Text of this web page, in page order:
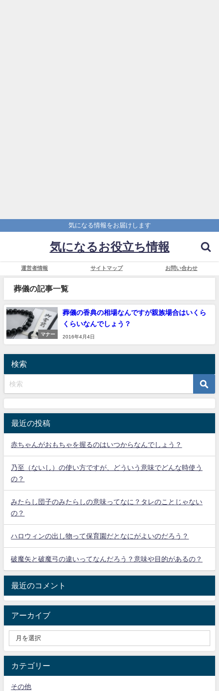
気になる情報をお届けします
気になるお役立ち情報
運営者情報 サイトマップ お問い合わせ
葬儀の記事一覧
マナー
葬儀の香典の相場なんですが親族場合はいくら
くらいなんでしょう？
2016年4月4日
検索
最近の投稿
赤ちゃんがおもちゃを握るのはいつからなんでしょう？
乃至（ないし）の使い方ですが、どういう意味でどんな時使う
の？
みたらし団子のみたらしの意味ってなに？タレのことじゃない
の？
ハロウィンの出し物って保育園だとなにがよいのだろう？
破魔矢と破魔弓の違いってなんだろう？意味や目的があるの？
最近のコメント
アーカイブ
カテゴリー
その他